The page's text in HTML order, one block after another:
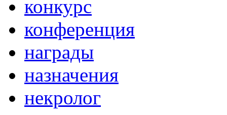
конкурс
конференция
награды
назначения
некролог